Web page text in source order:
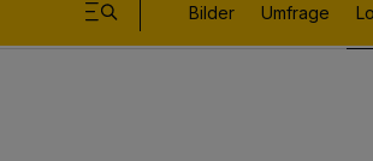
Bilder Umfrage